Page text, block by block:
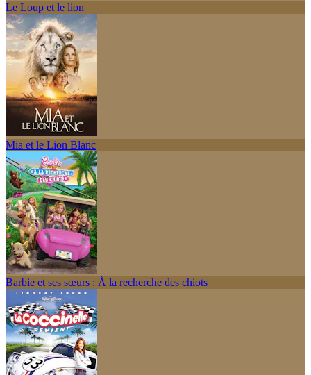
Le Loup et le lion
Mia et le Lion Blanc
Barbie et ses sœurs : À la recherche des chiots